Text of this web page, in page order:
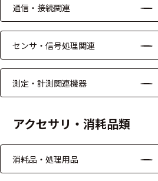
リ
ア
る
る
通信・接続関連
センサ・信号処理関連
測定・計測関連機器
アクセサリ・消耗品類
消耗品・処理用品